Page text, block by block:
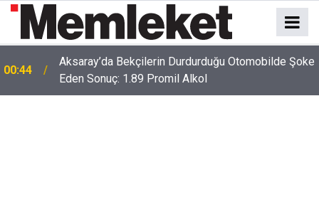
00:41 Polatlı-Haymana-Konya hattı bölünmüş yol oluyor